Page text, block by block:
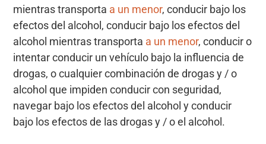
mientras transporta a un menor, conducir bajo los
efectos del alcohol, conducir bajo los efectos del
alcohol mientras transporta a un menor, conducir o
intentar conducir un vehículo bajo la influencia de
drogas, o cualquier combinación de drogas y / o
alcohol que impiden conducir con seguridad,
navegar bajo los efectos del alcohol y conducir
bajo los efectos de las drogas y / o el alcohol.